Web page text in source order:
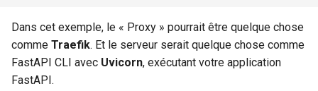
Dans cet exemple, le « Proxy » pourrait être quelque chose
comme Traefik. Et le serveur serait quelque chose comme
FastAPI CLI avec Uvicorn, exécutant votre application
FastAPI.